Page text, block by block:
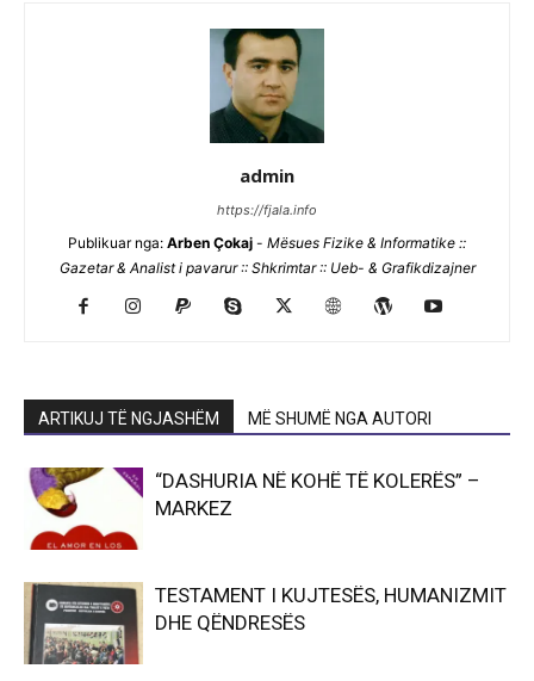
admin
https://fjala.info
Publikuar nga: Arben Çokaj - Mësues Fizike & Informatike ::
Gazetar & Analist i pavarur :: Shkrimtar :: Ueb- & Grafikdizajner
ARTIKUJ TË NGJASHËM MË SHUMË NGA AUTORI
“DASHURIA NË KOHË TË KOLERËS” –
MARKEZ
TESTAMENT I KUJTESËS, HUMANIZMIT
DHE QËNDRESËS